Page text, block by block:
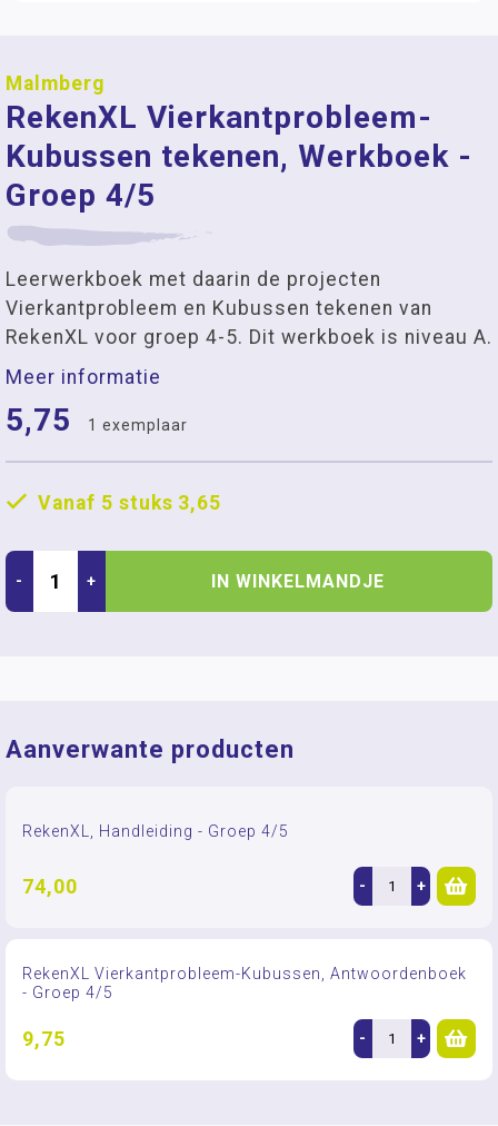
Malmberg
RekenXL Vierkantprobleem-
Kubussen tekenen, Werkboek -
Groep 4/5
Leerwerkboek met daarin de projecten
Vierkantprobleem en Kubussen tekenen van
RekenXL voor groep 4-5. Dit werkboek is niveau A.
Meer informatie
5,75 1 exemplaar
Vanaf 5 stuks 3,65
- + IN WINKELMANDJE
Aanverwante producten
RekenXL, Handleiding - Groep 4/5
74,00 - +
RekenXL Vierkantprobleem-Kubussen, Antwoordenboek
- Groep 4/5
9,75 - +